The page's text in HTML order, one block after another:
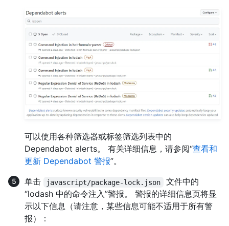
可以使用各种筛选器或标签筛选列表中的
Dependabot alerts。 有关详细信息，请参阅“查看和
更新 Dependabot 警报”。
单击
javascript/package-lock.json
文件中的
“lodash 中的命令注入”警报。 警报的详细信息页将显
示以下信息（请注意，某些信息可能不适用于所有警
报）：